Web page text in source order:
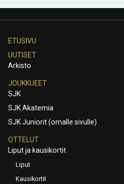
ETUSIVU
UUTISET
Arkisto
JOUKKUEET
SJK
SJK Akatemia
SJK Juniorit (omalle sivulle)
OTTELUT
Liput ja kausikortit
Liput
Kausikortit